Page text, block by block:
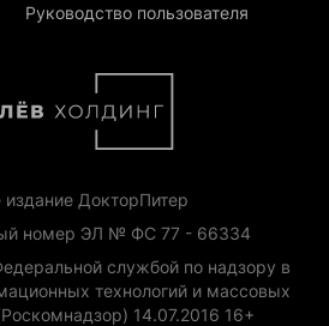
Руководство пользователя
издание ДокторПитер
номер ЭЛ № ФС 77 - 66334
службой по надзору в
технологий и массовых
14.07.2016 16+